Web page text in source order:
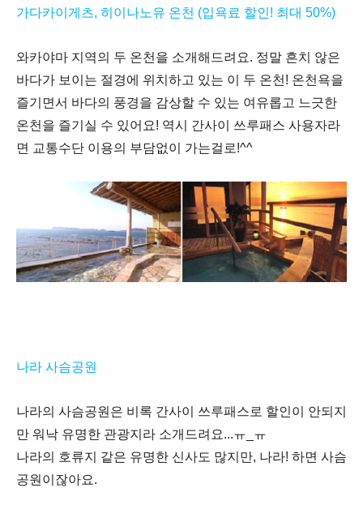
가다카이게츠, 히이나노유 온천 (입욕료 할인! 최대 50%)
와카야마 지역의 두 온천을 소개해드려요. 정말 흔치 않은
바다가 보이는 절경에 위치하고 있는 이 두 온천 ! 온천욕을
즐기면서 바다의 풍경을 감상할 수 있는 여유롭고 느긋한
온천을 즐기실 수 있어요! 역시 간사이 쓰루패스 사용자라
면 교통수단 이용의 부담없이 가는걸로!^^
나라 사슴공원
나라의 사슴공원은 비록 간사이 쓰루패스로 할인이 안되지
만 워낙 유명한 관광지라 소개드려요...ㅠ
ㅠ
나라의 호류지 같은 유명한 신사도 많지만, 나라! 하면 사슴
공원이잖아요.